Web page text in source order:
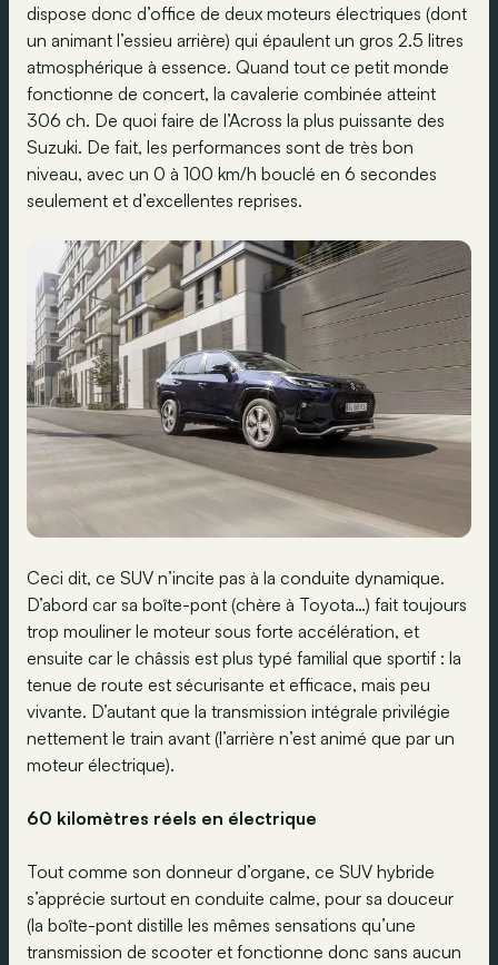
dispose donc d’office de deux moteurs électriques (dont
un animant l’essieu arrière) qui épaulent un gros 2.5 litres
atmosphérique à essence. Quand tout ce petit monde
fonctionne de concert, la cavalerie combinée atteint
306 ch. De quoi faire de l’Across la plus puissante des
Suzuki. De fait, les performances sont de très bon
niveau, avec un 0 à 100 km/h bouclé en 6 secondes
seulement et d’excellentes reprises.
Ceci dit, ce SUV n’incite pas à la conduite dynamique.
D’abord car sa boîte-pont (chère à Toyota…) fait toujours
trop mouliner le moteur sous forte accélération, et
ensuite car le châssis est plus typé familial que sportif : la
tenue de route est sécurisante et efficace, mais peu
vivante. D’autant que la transmission intégrale privilégie
nettement le train avant (l’arrière n’est animé que par un
moteur électrique).
60 kilomètres réels en électrique
Tout comme son donneur d’organe, ce SUV hybride
s’apprécie surtout en conduite calme, pour sa douceur
(la boîte-pont distille les mêmes sensations qu’une
transmission de scooter et fonctionne donc sans aucun